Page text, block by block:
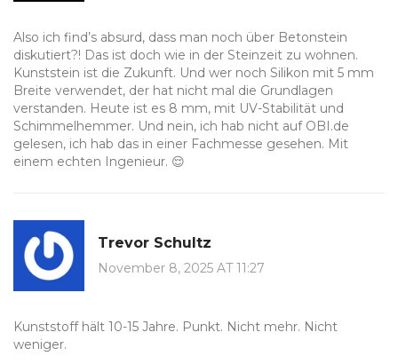
Also ich find’s absurd, dass man noch über Betonstein
diskutiert?! Das ist doch wie in der Steinzeit zu wohnen.
Kunststein ist die Zukunft. Und wer noch Silikon mit 5 mm
Breite verwendet, der hat nicht mal die Grundlagen
verstanden. Heute ist es 8 mm, mit UV-Stabilität und
Schimmelhemmer. Und nein, ich hab nicht auf OBI.de
gelesen, ich hab das in einer Fachmesse gesehen. Mit
einem echten Ingenieur. 😌
Trevor Schultz
November 8, 2025 AT 11:27
Kunststoff hält 10-15 Jahre. Punkt. Nicht mehr. Nicht
weniger.